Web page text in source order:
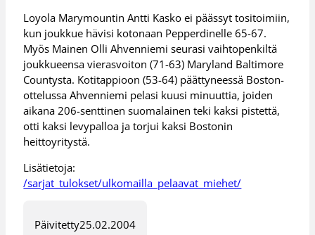
Loyola Marymountin Antti Kasko ei päässyt tositoimiin,
kun joukkue hävisi kotonaan Pepperdinelle 65-67.
Myös Mainen Olli Ahvenniemi seurasi vaihtopenkiltä
joukkueensa vierasvoiton (71-63) Maryland Baltimore
Countysta. Kotitappioon (53-64) päättyneessä Boston-
ottelussa Ahvenniemi pelasi kuusi minuuttia, joiden
aikana 206-senttinen suomalainen teki kaksi pistettä,
otti kaksi levypalloa ja torjui kaksi Bostonin
heittoyritystä.
Lisätietoja:
/sarjat_tulokset/ulkomailla_pelaavat_miehet/
Päivitetty25.02.2004